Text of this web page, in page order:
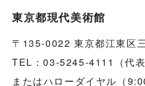
東京都現代美術館
〒135-0022 東京都江東区
TEL：03-5245-4111（代表
またはハローダイヤル（